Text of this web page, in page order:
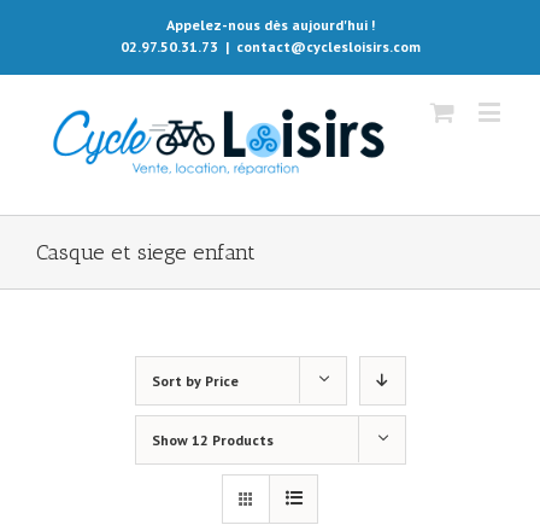
Appelez-nous dès aujourd'hui !
02.97.50.31.73 | contact@cyclesloisirs.com
Casque et siege enfant
Sort by Price
Show 12 Products